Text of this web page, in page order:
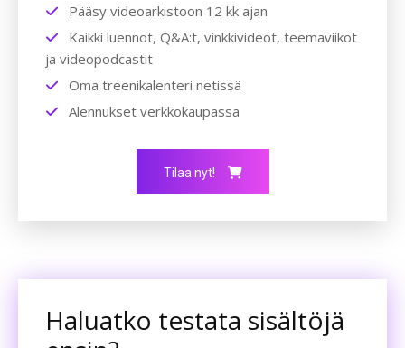
Pääsy videoarkistoon 12 kk ajan
Kaikki luennot, Q&A:t, vinkkivideot, teemaviikot
ja videopodcastit
Oma treenikalenteri netissä
Alennukset verkkokaupassa
Tilaa nyt!
Haluatko testata sisältöjä